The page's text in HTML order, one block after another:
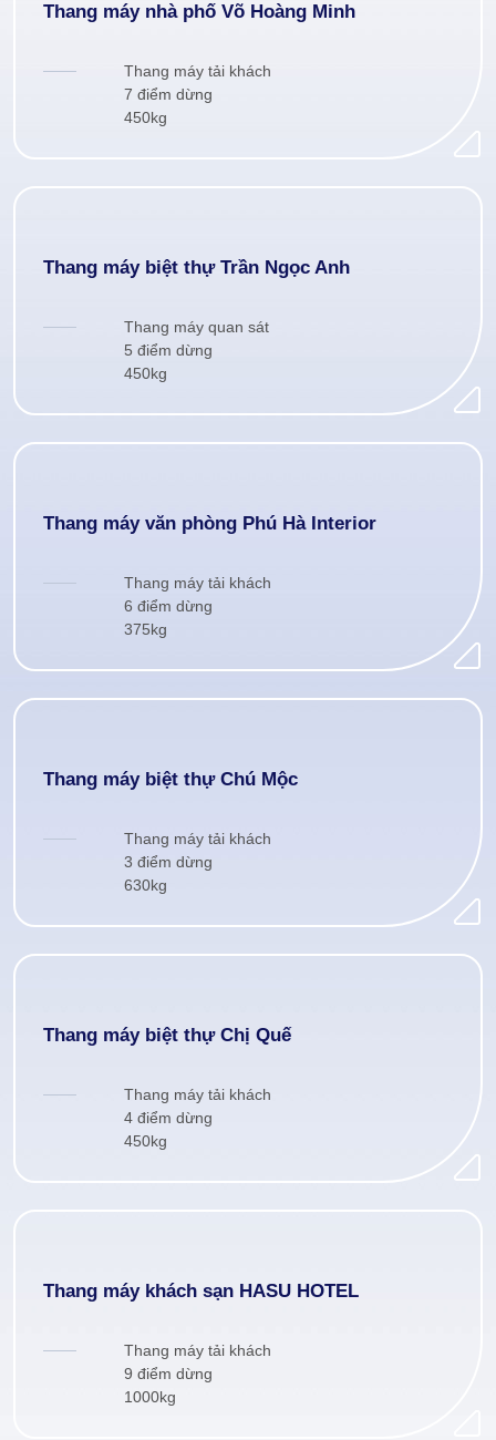
Thang máy nhà phố Võ Hoàng Minh
Thang máy tải khách
7 điểm dừng
450kg
Thang máy biệt thự Trần Ngọc Anh
Thang máy quan sát
5 điểm dừng
450kg
Thang máy văn phòng Phú Hà Interior
Thang máy tải khách
6 điểm dừng
375kg
Thang máy biệt thự Chú Mộc
Thang máy tải khách
3 điểm dừng
630kg
Thang máy biệt thự Chị Quế
Thang máy tải khách
4 điểm dừng
450kg
Thang máy khách sạn HASU HOTEL
Thang máy tải khách
9 điểm dừng
1000kg